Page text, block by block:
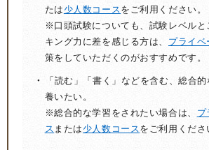
たは 少人数コース をご利用ください。
※口頭試験についても、試験レベルと
キング力に差を感じる方は、 プライ
策をしていただくのがおすすめです。
「読む」「書く」などを含む、総合
養いたい。
※総合的な学習をされたい場合は、 プ
ス または 少人数コース をご利用くださ